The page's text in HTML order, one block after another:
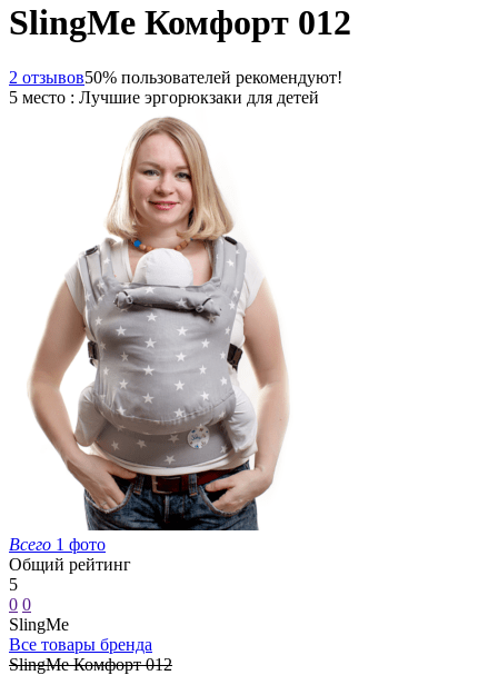
SlingMe Комфорт 012
2 отзывов50% пользователей рекомендуют!
5 место : Лучшие эргорюкзаки для детей
Всего 1 фото
Общий рейтинг
5
0 0
SlingMe
Все товары бренда
SlingMe Комфорт 012